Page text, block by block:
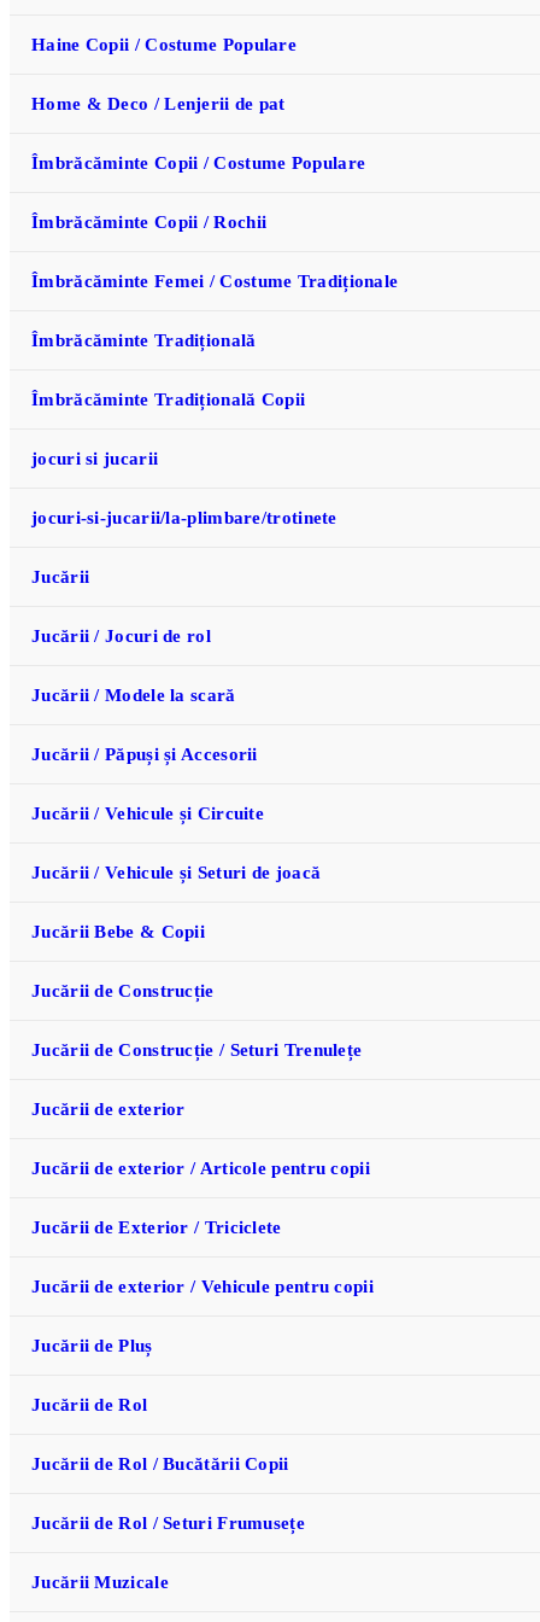
Haine Copii / Costume Populare
Home & Deco / Lenjerii de pat
Îmbrăcăminte Copii / Costume Populare
Îmbrăcăminte Copii / Rochii
Îmbrăcăminte Femei / Costume Tradiționale
Îmbrăcăminte Tradițională
Îmbrăcăminte Tradițională Copii
jocuri si jucarii
jocuri-si-jucarii/la-plimbare/trotinete
Jucării
Jucării / Jocuri de rol
Jucării / Modele la scară
Jucării / Păpuși și Accesorii
Jucării / Vehicule și Circuite
Jucării / Vehicule și Seturi de joacă
Jucării Bebe & Copii
Jucării de Construcție
Jucării de Construcție / Seturi Trenulețe
Jucării de exterior
Jucării de exterior / Articole pentru copii
Jucării de Exterior / Triciclete
Jucării de exterior / Vehicule pentru copii
Jucării de Pluș
Jucării de Rol
Jucării de Rol / Bucătării Copii
Jucării de Rol / Seturi Frumusețe
Jucării Muzicale